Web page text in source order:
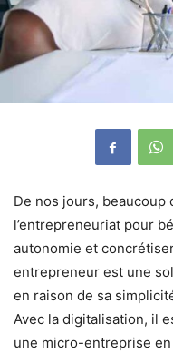
De nos jours, beaucoup
l’entrepreneuriat pour
autonomie et
entrepreneur est une
en raison de sa
Avec la digitalisation, il
une micro-entreprise